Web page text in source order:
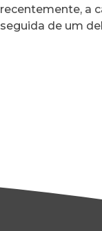
recentemente, a
seguida de um